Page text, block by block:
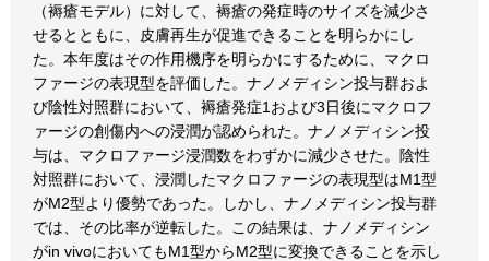
（褥瘡モデル）に対して、褥瘡の発症時のサイズを減少さ
せるとともに、皮膚再生が促進できることを明らかにし
た。本年度はその作用機序を明らかにするために、マクロ
ファージの表現型を評価した。ナノメディシン投与群およ
び陰性対照群において、褥瘡発症1および3日後にマクロフ
ァージの創傷内への浸潤が認められた。ナノメディシン投
与は、マクロファージ浸潤数をわずかに減少させた。陰性
対照群において、浸潤したマクロファージの表現型はM1型
がM2型より優勢であった。しかし、ナノメディシン投与群
では、その比率が逆転した。この結果は、ナノメディシン
がin vivoにおいてもM1型からM2型に変換できることを示し